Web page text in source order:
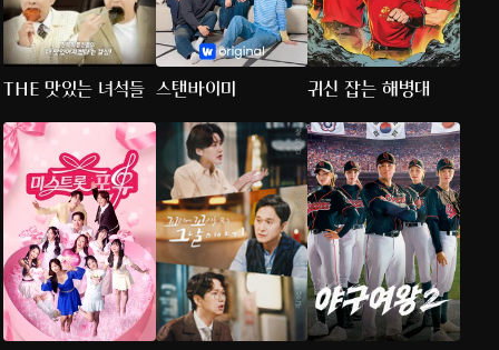
THE 맛있는 녀석들 스탠바이미 귀신 잡는 해병대